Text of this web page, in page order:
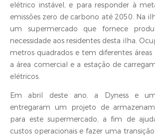
elétrico instável, e para responder à
emissões zero de carbono até 2050. Na
um supermercado que fornece
necessidade aos residentes desta ilha.
metros quadrados e tem diferentes
a área comercial e a estação de
elétricos.
Em abril deste ano, a Dyness e
entregaram um projeto de
para este supermercado, a fim de
custos operacionais e fazer uma